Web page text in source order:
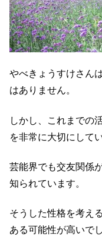
やべきょうすけさん
はありません。
しかし、これまでの
を非常に大切にして
芸能界でも交友関係
知られています。
そうした性格を考え
ある可能性が高いで